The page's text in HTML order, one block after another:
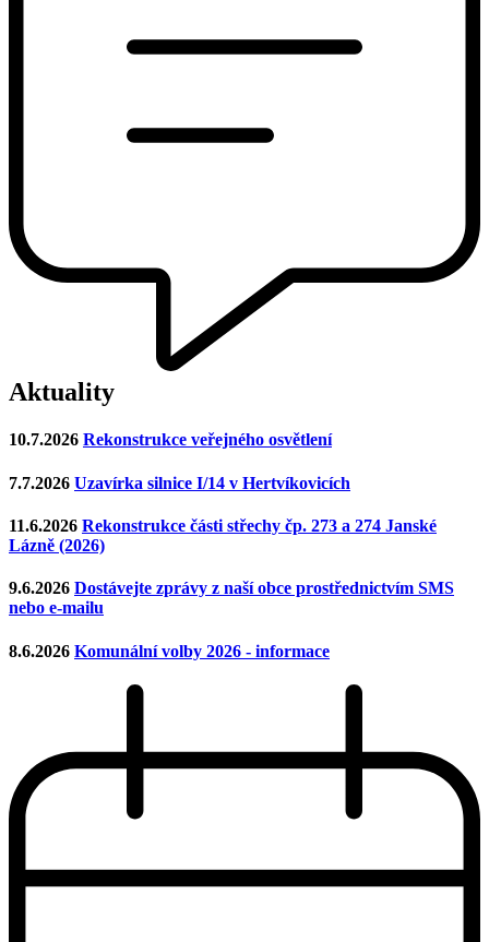
Aktuality
10.7.2026 Rekonstrukce veřejného osvětlení
7.7.2026 Uzavírka silnice I/14 v Hertvíkovicích
11.6.2026 Rekonstrukce části střechy čp. 273 a 274 Janské
Lázně (2026)
9.6.2026 Dostávejte zprávy z naší obce prostřednictvím SMS
nebo e-mailu
8.6.2026 Komunální volby 2026 - informace